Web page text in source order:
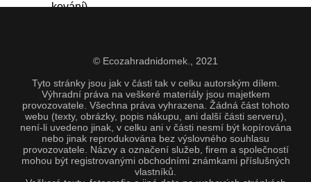
kování).
© Ecozahradnidomek.,
2021
Tyto stránky jsou jak v části tak v celku autorským dílem.
Výhradní práva na veškeré materiály jsou majetkem
provozovatele. Všechna práva vyhrazena. Žádná část tohoto
webu (texty, obrázky, popis nákupu, ani další části serveru),
není-li uvedeno jinak, v celku ani v části nesmí být kopírována
nebo jinak reprodukována bez výslovného souhlasu
provozovatele. Názvy a označení služeb, firem a společností
mohou být registrovanými obchodními známkami příslušných
vlastníků.